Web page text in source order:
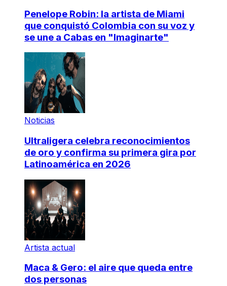
Penelope Robin: la artista de Miami
que conquistó Colombia con su voz y
se une a Cabas en "Imaginarte"
Noticias
Ultraligera celebra reconocimientos
de oro y confirma su primera gira por
Latinoamérica en 2026
Artista actual
Maca & Gero: el aire que queda entre
dos personas